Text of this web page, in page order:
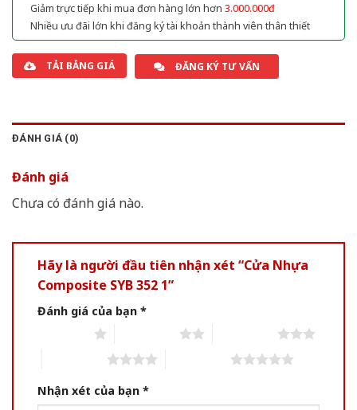
Giảm trực tiếp khi mua đơn hàng lớn hơn 3.000.000đ
Nhiều ưu đãi lớn khi đăng ký tài khoản thành viên thân thiết
TẢI BẢNG GIÁ ĐĂNG KÝ TƯ VẤN
ĐÁNH GIÁ (0)
Đánh giá
Chưa có đánh giá nào.
Hãy là người đầu tiên nhận xét “Cửa Nhựa
Composite SYB 352 1”
Đánh giá của bạn *
Nhận xét của bạn *